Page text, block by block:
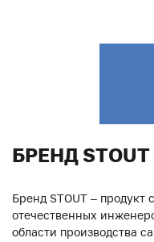
БРЕНД STOUT
Бренд STOUT – продукт
отечественных
области производства